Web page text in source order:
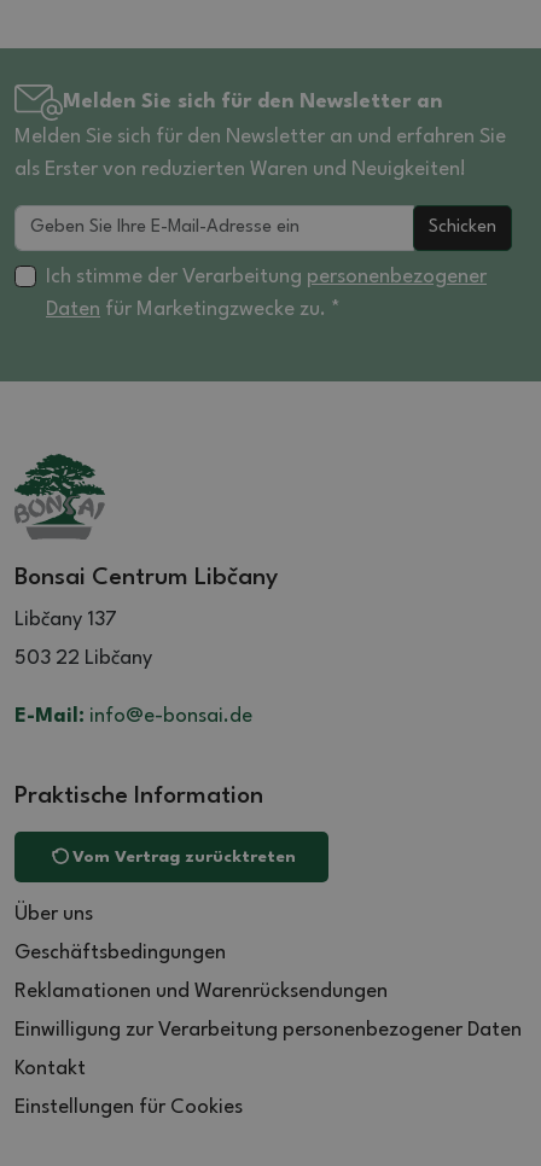
Melden Sie sich für den Newsletter an
Melden Sie sich für den Newsletter an und erfahren Sie
als Erster von reduzierten Waren und Neuigkeiten!
Schicken
Ich stimme der Verarbeitung personenbezogener
Daten für Marketingzwecke zu. *
Bonsai Centrum Libčany
Libčany 137
503 22 Libčany
E-Mail: info@e-bonsai.de
Praktische Information
Vom Vertrag zurücktreten
Über uns
Geschäftsbedingungen
Reklamationen und Warenrücksendungen
Einwilligung zur Verarbeitung personenbezogener Daten
Kontakt
Einstellungen für Cookies